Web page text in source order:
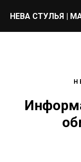
НЕВА СТУЛЬЯ |